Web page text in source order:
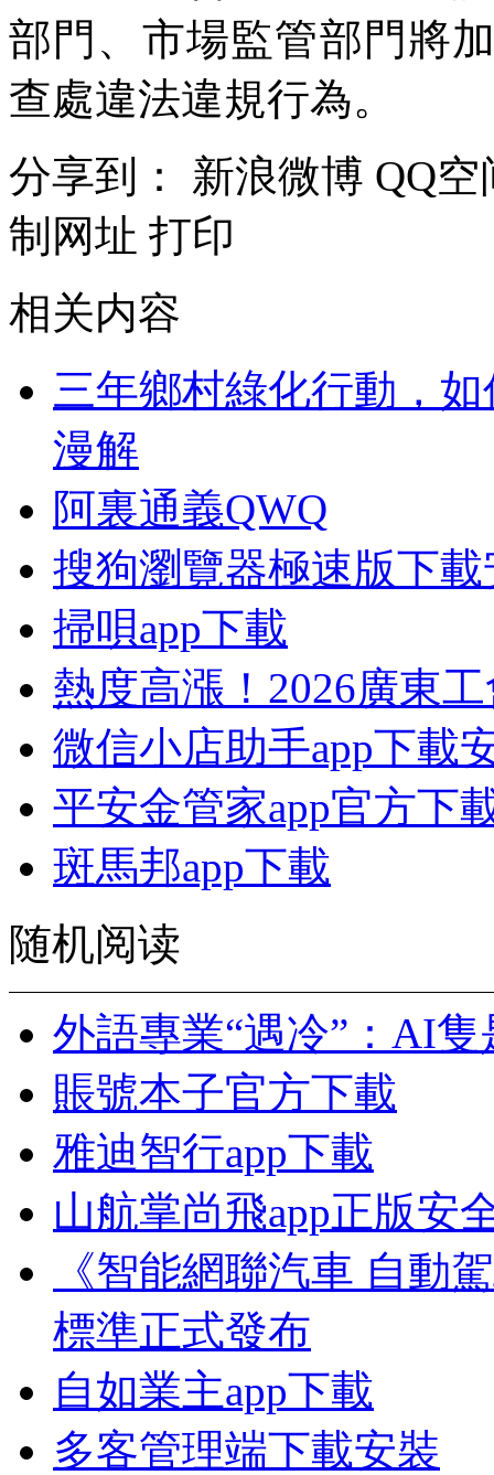
部門、市場監管部門將
查處違法違規行為。
分享到：
新浪微博 QQ空
制网址 打印
相关内容
三年鄉村綠化行動，
漫解
阿裏通義QWQ
搜狗瀏覽器極速版下載
掃唄app下載
熱度高漲！2026廣東
微信小店助手app下載
平安金管家app官方下
斑馬邦app下載
随机阅读
外語專業“遇冷”：AI隻
賬號本子官方下載
雅迪智行app下載
山航掌尚飛app正版安
《智能網聯汽車 自動
標準正式發布
自如業主app下載
多客管理端下載安裝